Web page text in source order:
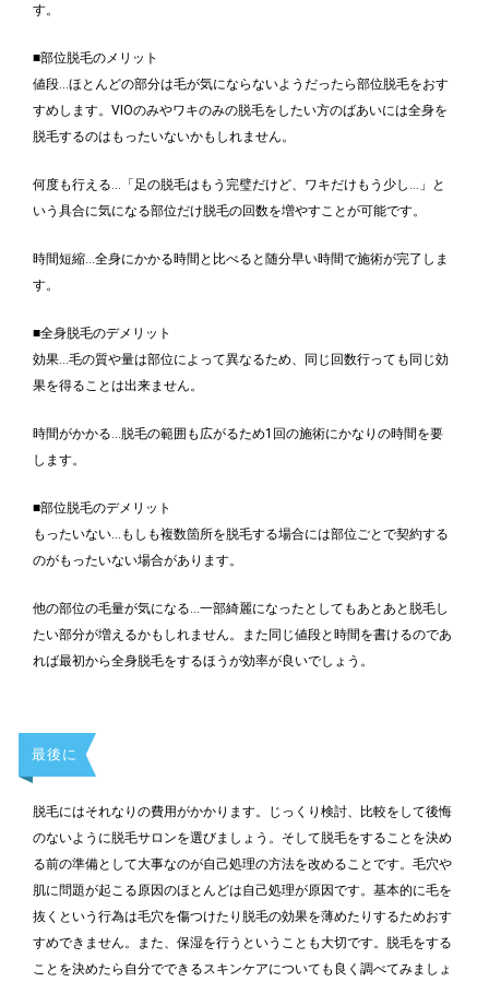
す。
■部位脱毛のメリット
値段…ほとんどの部分は毛が気にならないようだったら部位脱毛をおす
すめします。VIOのみやワキのみの脱毛をしたい方のばあいには全身を
脱毛するのはもったいないかもしれません。
何度も行える…「足の脱毛はもう完璧だけど、ワキだけもう少し…」と
いう具合に気になる部位だけ脱毛の回数を増やすことが可能です。
時間短縮…全身にかかる時間と比べると随分早い時間で施術が完了しま
す。
■全身脱毛のデメリット
効果…毛の質や量は部位によって異なるため、同じ回数行っても同じ効
果を得ることは出来ません。
時間がかかる…脱毛の範囲も広がるため1回の施術にかなりの時間を要
します。
■部位脱毛のデメリット
もったいない…もしも複数箇所を脱毛する場合には部位ごとで契約する
のがもったいない場合があります。
他の部位の毛量が気になる…一部綺麗になったとしてもあとあと脱毛し
たい部分が増えるかもしれません。また同じ値段と時間を書けるのであ
れば最初から全身脱毛をするほうが効率が良いでしょう。
最後に
脱毛にはそれなりの費用がかかります。じっくり検討、比較をして後悔
のないように脱毛サロンを選びましょう。そして脱毛をすることを決め
る前の準備として大事なのが自己処理の方法を改めることです。毛穴や
肌に問題が起こる原因のほとんどは自己処理が原因です。基本的に毛を
抜くという行為は毛穴を傷つけたり脱毛の効果を薄めたりするためおす
すめできません。また、保湿を行うということも大切です。脱毛をする
ことを決めたら自分でできるスキンケアについても良く調べてみましょ